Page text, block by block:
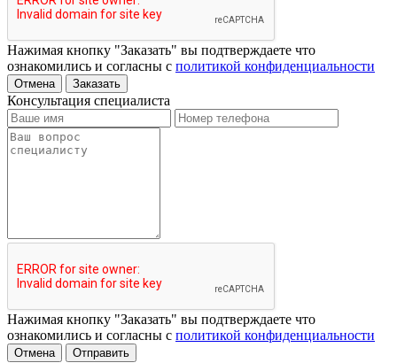
Нажимая кнопку "Заказать" вы подтверждаете что
ознакомились и согласны с политикой конфиденциальности
Отмена Заказать
Консультация специалиста
Нажимая кнопку "Заказать" вы подтверждаете что
ознакомились и согласны с политикой конфиденциальности
Отмена Отправить